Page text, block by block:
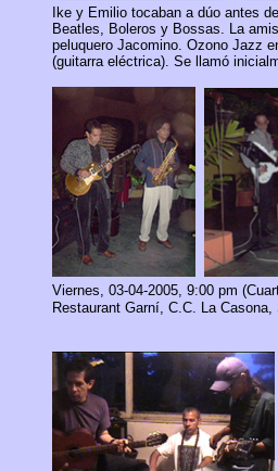
Ike y Emilio tocaban a dúo antes
Beatles, Boleros y Bossas. La
peluquero Jacomino. Ozono Jazz
(guitarra eléctrica). Se llamó
Viernes, 03-04-2005, 9:00 pm
Restaurant Garní, C.C. La